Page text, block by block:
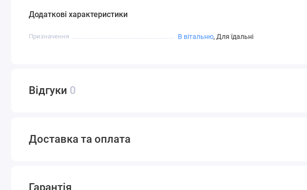
Додаткові характеристики
Призначення В вітальню, Для їдальні
Відгуки 0
Доставка та оплата
Гарантія